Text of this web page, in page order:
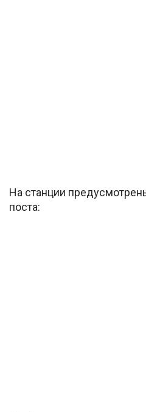
На станции
поста: